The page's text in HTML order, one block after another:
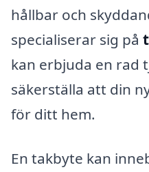
hållbar och
specialiserar sig på
kan erbjuda en rad
säkerställa att din
för ditt hem.
En takbyte kan